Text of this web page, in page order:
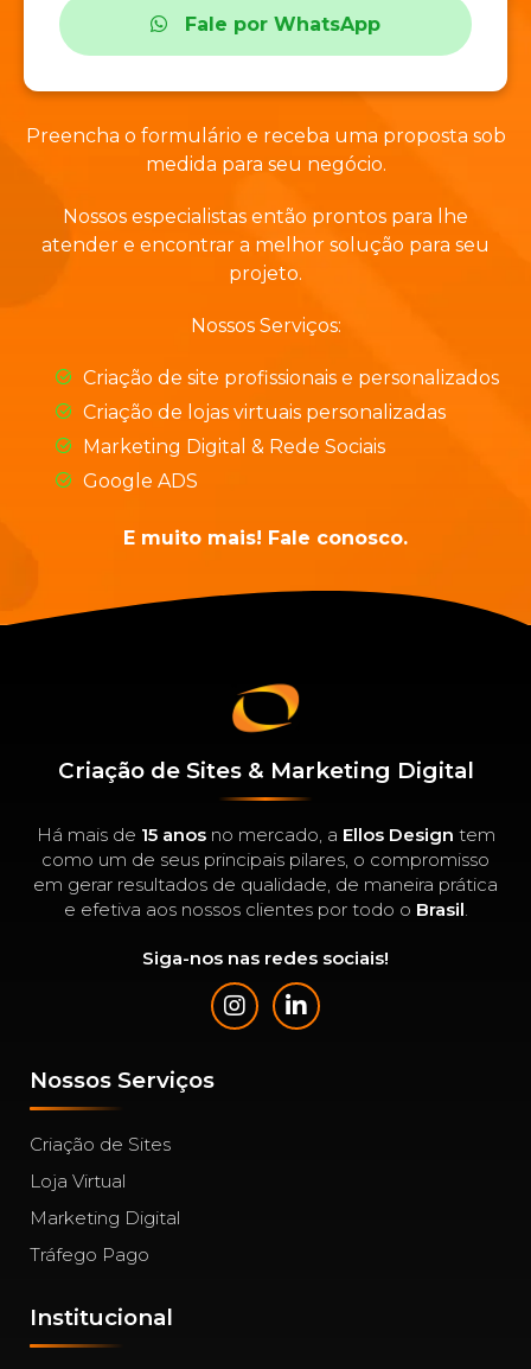
Fale por WhatsApp
Preencha o formulário e receba uma proposta sob
medida para seu negócio.
Nossos especialistas então prontos para lhe
atender e encontrar a melhor solução para seu
projeto.
Nossos Serviços:
Criação de site profissionais e personalizados
Criação de lojas virtuais personalizadas
Marketing Digital & Rede Sociais
Google ADS
E muito mais! Fale conosco.
Criação de Sites & Marketing Digital
Há mais de 15 anosno mercado, a Ellos Design tem
como um de seus principais pilares, o compromisso
em gerar resultados de qualidade, de maneira prática
e efetiva aos nossos clientes por todo o Brasil.
Siga-nos nas redes sociais!
Nossos Serviços
Criação de Sites
Loja Virtual
Marketing Digital
Tráfego Pago
Institucional